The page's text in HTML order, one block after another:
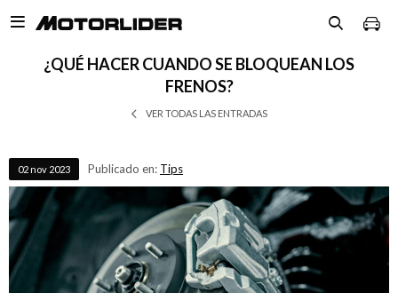

¿QUÉ HACER CUANDO SE BLOQUEAN LOS
FRENOS?
VER TODAS LAS ENTRADAS
02 nov 2023 Publicado en: Tips